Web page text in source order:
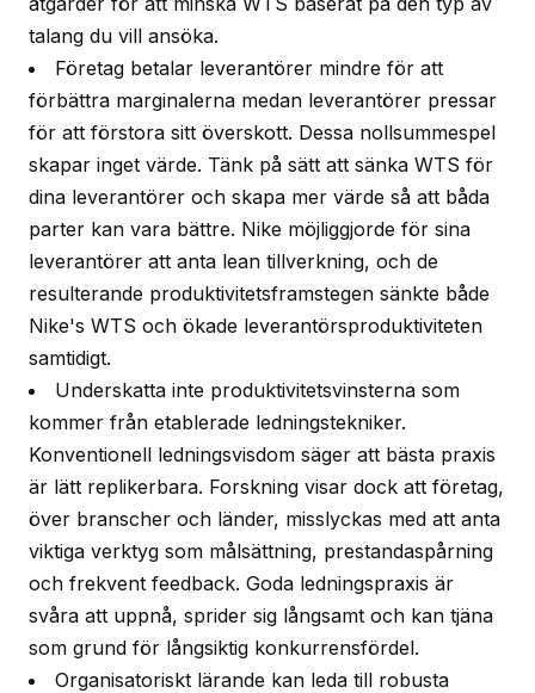
talang du vill ansöka.
Företag betalar leverantörer mindre för att
förbättra marginalerna medan leverantörer pressar
för att förstora sitt överskott. Dessa nollsummespel
skapar inget värde. Tänk på sätt att sänka WTS för
dina leverantörer och skapa mer värde så att båda
parter kan vara bättre. Nike möjliggjorde för sina
leverantörer att anta lean tillverkning, och de
resulterande produktivitetsframstegen sänkte både
Nike's WTS och ökade leverantörsproduktiviteten
samtidigt.
Underskatta inte produktivitetsvinsterna som
kommer från etablerade ledningstekniker.
Konventionell ledningsvisdom säger att bästa praxis
är lätt replikerbara. Forskning visar dock att företag,
över branscher och länder, misslyckas med att anta
viktiga verktyg som målsättning, prestandaspårning
och frekvent feedback. Goda ledningspraxis är
svåra att uppnå, sprider sig långsamt och kan tjäna
som grund för långsiktig konkurrensfördel.
Organisatoriskt lärande kan leda till robusta